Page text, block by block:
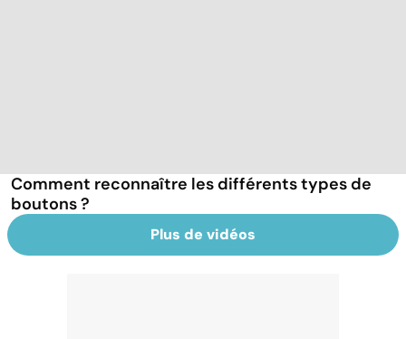
Comment reconnaître les différents types de
boutons ?
Plus de vidéos